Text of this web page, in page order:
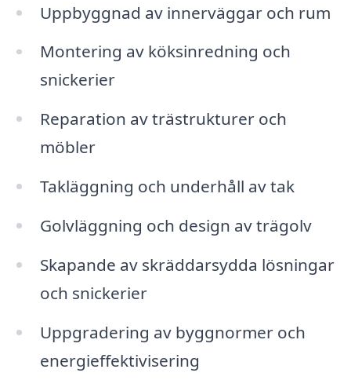
Uppbyggnad av innerväggar och rum
Montering av köksinredning och
snickerier
Reparation av trästrukturer och
möbler
Takläggning och underhåll av tak
Golvläggning och design av trägolv
Skapande av skräddarsydda lösningar
och snickerier
Uppgradering av byggnormer och
energieffektivisering